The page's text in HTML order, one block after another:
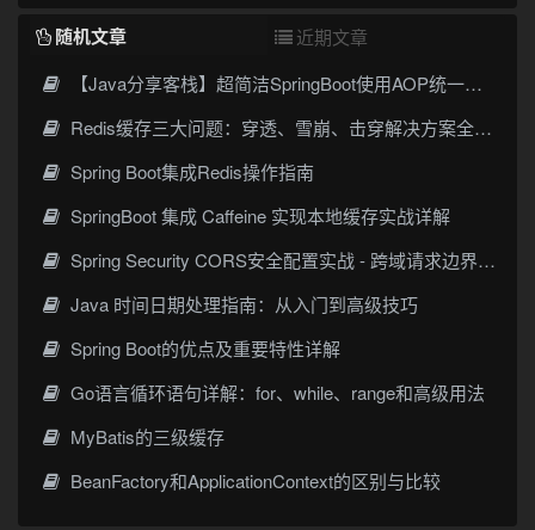
随机文章
近期文章
【Java分享客栈】超简洁SpringBoot使用AOP统一日志管理-纯干货干到便秘
Redis缓存三大问题：穿透、雪崩、击穿解决方案全指南
Spring Boot集成Redis操作指南
SpringBoot 集成 Caffeine 实现本地缓存实战详解
Spring Security CORS安全配置实战 - 跨域请求边界设定指南
Java 时间日期处理指南：从入门到高级技巧
Spring Boot的优点及重要特性详解
Go语言循环语句详解：for、while、range和高级用法
MyBatis的三级缓存
BeanFactory和ApplicationContext的区别与比较